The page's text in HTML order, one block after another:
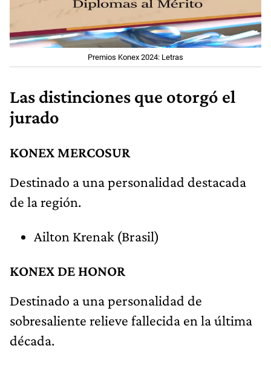
Premios Konex 2024: Letras
Las distinciones que otorgó el
jurado
KONEX MERCOSUR
Destinado a una personalidad destacada
de la región.
Ailton Krenak (Brasil)
KONEX DE HONOR
Destinado a una personalidad de
sobresaliente relieve fallecida en la última
década.